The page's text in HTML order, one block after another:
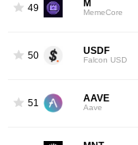
49 M
MemeCore
50 USDF
Falcon USD
51 AAVE
Aave